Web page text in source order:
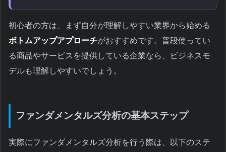
初心者の方は、まず自分が理解しやすい業界から始める
ボトムアップアプローチがおすすめです。普段使ってい
る商品やサービスを提供している企業なら、ビジネスモ
デルも理解しやすいでしょう。
ファンダメンタルズ分析の基本ステップ
実際にファンダメンタルズ分析を行う際は、以下のステ